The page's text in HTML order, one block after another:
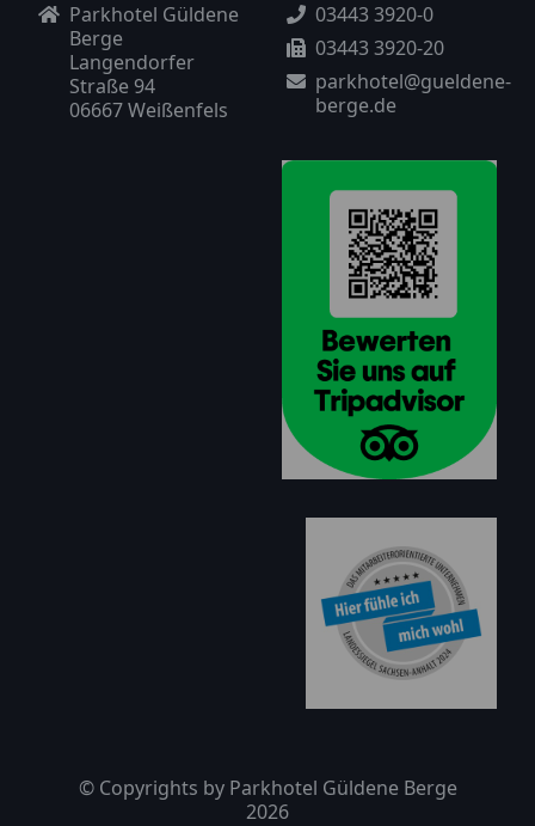
Parkhotel Güldene
Berge
Langendorfer
Straße 94
06667 Weißenfels
03443 3920-0
03443 3920-20
parkhotel@gueldene-
berge.de
© Copyrights by Parkhotel Güldene Berge
2026